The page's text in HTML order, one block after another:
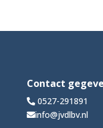
Contact
0527-291891
info@jvdlbv.nl